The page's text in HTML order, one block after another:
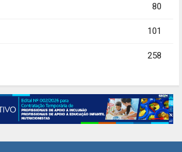
80
101
258